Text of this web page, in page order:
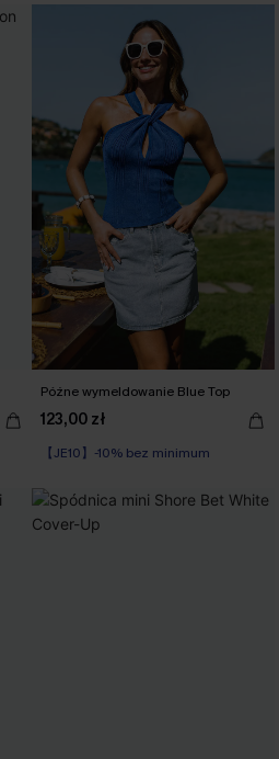
Późne wymeldowanie Blue Top
123,00 zł
【JE10】-10% bez minimum